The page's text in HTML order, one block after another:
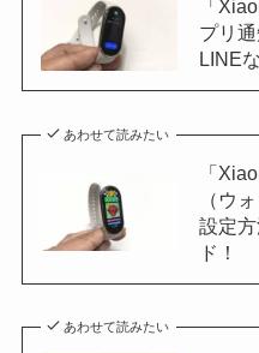
「
プリ
LINE
あわせて読みたい
「
（ウ
設定
ド！
あわせて読みたい